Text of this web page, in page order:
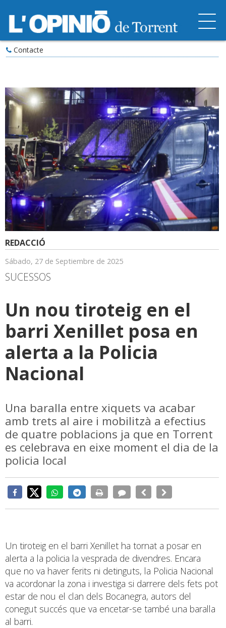
Contacte
REDACCIÓ
Sábado, 27 de Septiembre de 2025
SUCESSOS
Un nou tiroteig en el
barri Xenillet posa en
alerta a la Policia
Nacional
Una baralla entre xiquets va acabar
amb trets al aire i mobilitzà a efectius
de quatre poblacions ja que en Torrent
es celebrava en eixe moment el dia de la
policia local
Un tiroteig en el barri Xenillet ha tornat a posar en
alerta a la policia la vesprada de divendres. Encara
que no va haver ferits ni detinguts, la Policia Nacional
va acordonar la zona i investiga si darrere dels fets pot
estar de nou el clan dels Bocanegra, autors del
conegut succés que va encetar-se també una baralla
al barri.